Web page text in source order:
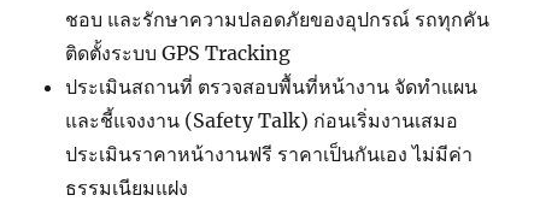
ชอบ และรักษาความปลอดภัยของอุปกรณ์ รถทุกคัน
ติดตั้งระบบ GPS Tracking
ประเมินสถานที่ ตรวจสอบพื้นที่หน้างาน จัดทำแผน
และชี้แจงงาน (Safety Talk) ก่อนเริ่มงานเสมอ
ประเมินราคาหน้างานฟรี ราคาเป็นกันเอง ไม่มีค่า
ธรรมเนียมแฝง